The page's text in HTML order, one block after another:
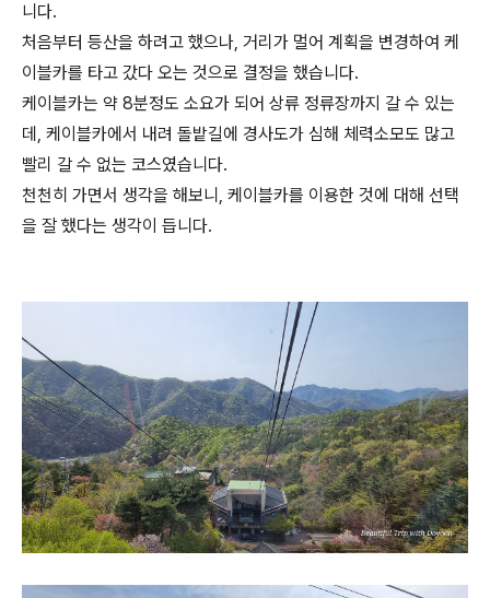
니다.
처음부터 등산을 하려고 했으나, 거리가 멀어 계획을 변경하여 케
이블카를 타고 갔다 오는 것으로 결정을 했습니다.
케이블카는 약 8분정도 소요가 되어 상류 정류장까지 갈 수 있는
데, 케이블카에서 내려 돌밭길에 경사도가 심해 체력소모도 많고
빨리 갈 수 없는 코스였습니다.
천천히 가면서 생각을 해보니, 케이블카를 이용한 것에 대해 선택
을 잘 했다는 생각이 듭니다.